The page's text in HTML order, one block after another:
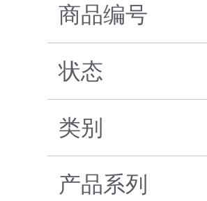
商品编号
状态
类别
产品系列